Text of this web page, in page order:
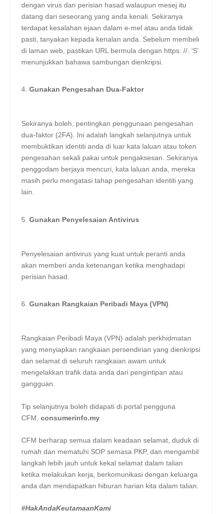
dengan virus dan perisian hasad walaupun mesej itu
datang dari seseorang yang anda kenali. Sekiranya
terdapat kesalahan ejaan dalam e-mel atau anda tidak
pasti, tanyakan kepada kenalan anda. Sebelum membeli
di laman web, pastikan URL bermula dengan https: //. ‘S’
menunjukkan bahawa sambungan dienkripsi.
Gunakan Pengesahan Dua-Faktor
Sekiranya boleh, pentingkan penggunaan pengesahan
dua-faktor (2FA). Ini adalah langkah selanjutnya untuk
membuktikan identiti anda di luar kata laluan atau token
pengesahan sekali pakai untuk pengaksesan. Sekiranya
penggodam berjaya mencuri, kata laluan anda, mereka
masih perlu mengatasi tahap pengesahan identiti yang
lain.
Gunakan Penyelesaian Antivirus
Penyelesaian antivirus yang kuat untuk peranti anda
akan memberi anda ketenangan ketika menghadapi
perisian hasad.
Gunakan Rangkaian Peribadi Maya (VPN)
Rangkaian Peribadi Maya (VPN) adalah perkhidmatan
yang menyiapkan rangkaian persendirian yang dienkripsi
dan selamat di seluruh rangkaian awam untuk
mengelakkan trafik data anda dari pengintipan atau
gangguan.
Tip selanjutnya boleh didapati di portal pengguna
CFM, consumerinfo.my
CFM berharap semua dalam keadaan selamat, duduk di
rumah dan mematuhi SOP semasa PKP, dan mengambil
langkah lebih jauh untuk kekal selamat dalam talian
ketika melakukan kerja, berkomunikasi dengan keluarga
anda dan mendapatkan hiburan harian kita dalam talian.
#HakAndaKeutamaanKami